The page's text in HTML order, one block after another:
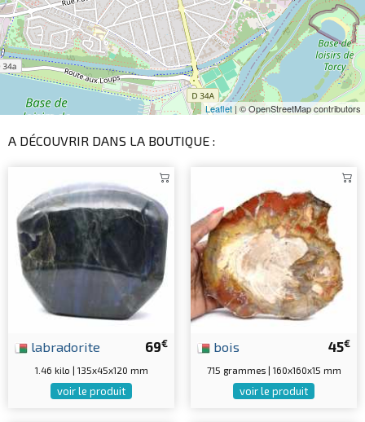
Leaflet| © OpenStreetMap contributors
A DÉCOUVRIR DANS LA BOUTIQUE :
69€
labradorite
1.46 kilo | 135x45x120 mm
voir le produit
45€
bois
715 grammes | 160x160x15 mm
voir le produit